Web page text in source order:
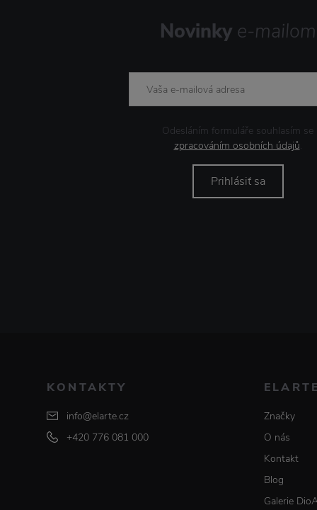
Novinky e-mailom
Odesláním formuláře souhlasím se
zpracováním osobních údajů.
Prihlásiť sa
KONTAKTY
info@elarte.cz
+420 776 081 000
Značky
O nás
Kontakt
Blog
Galerie